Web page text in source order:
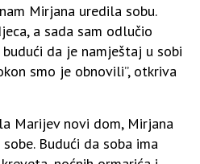
Mirjana uredila sobu.
a sada sam odlučio
da je namještaj u sobi
smo je obnovili”, otkriva
Marijev novi dom, Mirjana
Budući da soba ima